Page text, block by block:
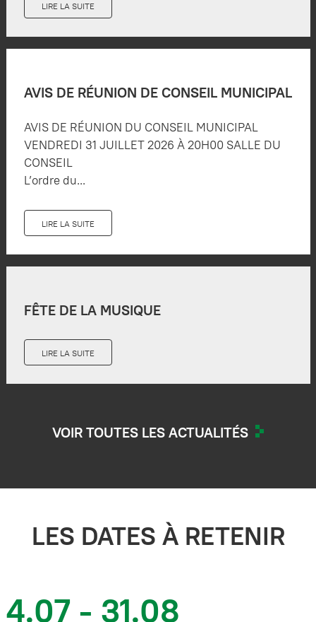
LIRE LA SUITE
AVIS DE RÉUNION DE CONSEIL MUNICIPAL
AVIS DE RÉUNION DU CONSEIL MUNICIPAL
VENDREDI 31 JUILLET 2026 À 20H00 SALLE DU
CONSEIL
L’ordre du...
LIRE LA SUITE
FÊTE DE LA MUSIQUE
LIRE LA SUITE
VOIR TOUTES LES ACTUALITÉS
LES DATES À RETENIR
4.07 - 31.08